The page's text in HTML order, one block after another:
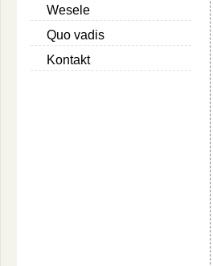
Wesele
Quo vadis
Kontakt